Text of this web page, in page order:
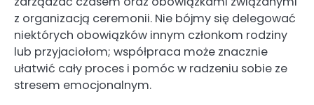
z organizacją ceremonii. Nie bójmy się delegować
niektórych obowiązków innym członkom rodziny
lub przyjaciołom; współpraca może znacznie
ułatwić cały proces i pomóc w radzeniu sobie ze
stresem emocjonalnym.